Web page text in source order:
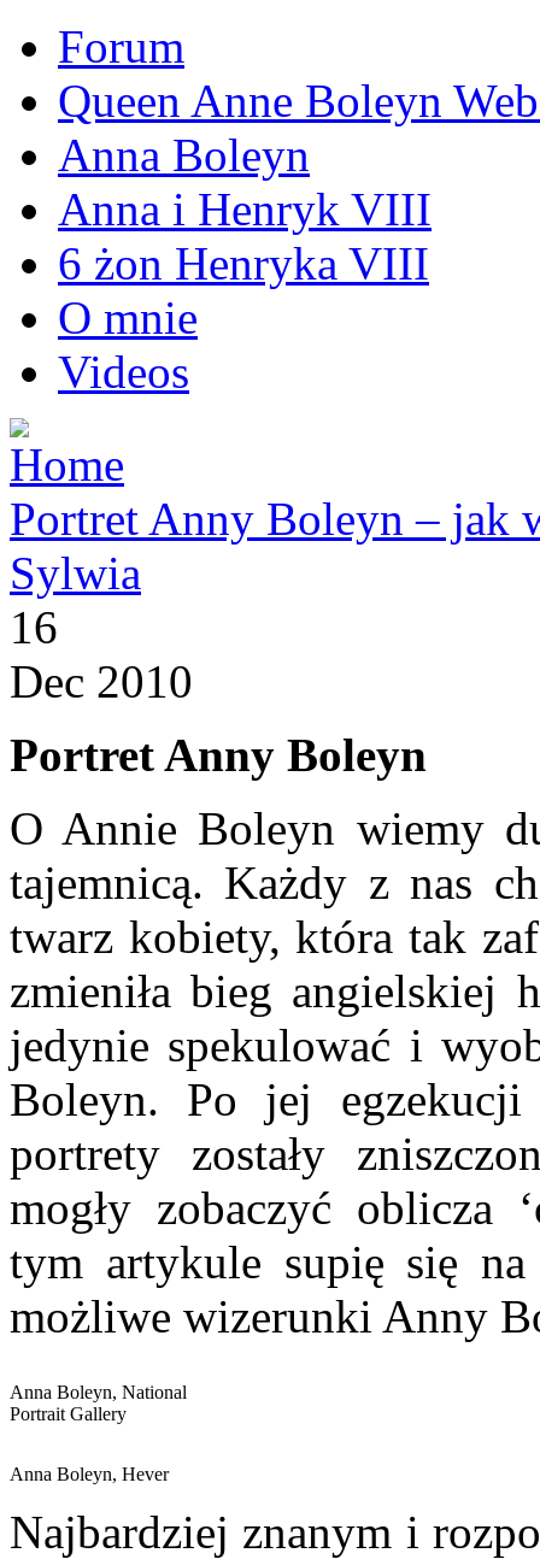
Forum
Queen Anne Boleyn
Anna Boleyn
Anna i Henryk VIII
6 żon Henryka VIII
O mnie
Videos
Portret Anny Boleyn – jak
Sylwia
16
Dec 2010
Portret Anny Boleyn
O Annie Boleyn wiemy
tajemnicą. Każdy z nas
twarz kobiety, która tak
zmieniła bieg angielskiej
jedynie spekulować i
Boleyn. Po jej
portrety zostały
mogły zobaczyć oblicza
tym artykule supię się na
możliwe wizerunki Anny
Anna Boleyn, National
Portrait Gallery
Anna Boleyn, Hever
Najbardziej znanym i